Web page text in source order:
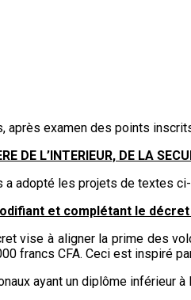
après examen des points
DE L’INTERIEUR, DE LA
adopté les projets de textes
et complétant le décret
vise à aligner la prime des
francs CFA. Ceci est inspiré
ayant un diplôme inférieur